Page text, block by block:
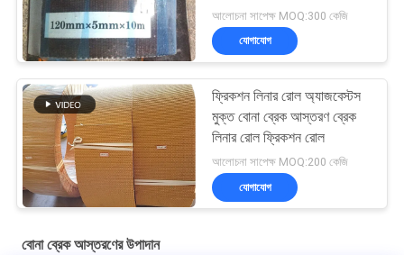
আলোচনা সাপেক্ষ MOQ:300 কেজি
যোগাযোগ
ফ্রিকশন লিনার রোল অ্যাজবেস্টস
মুক্ত বোনা ব্রেক আস্তরণ ব্রেক
লিনার রোল ফ্রিকশন রোল
আলোচনা সাপেক্ষ MOQ:200 কেজি
যোগাযোগ
বোনা ব্রেক আস্তরণের উপাদান